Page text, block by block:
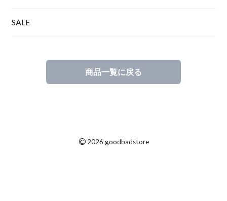
SALE
商品一覧に戻る
© 2026 goodbadstore